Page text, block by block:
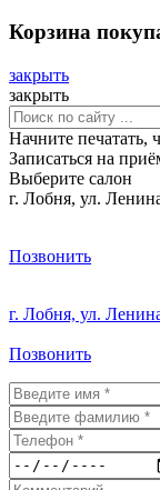
Корзина
закрыть
закрыть
Начните печатать,
Записаться на
Выберите салон
г. Лобня, ул.
Позвонить
г. Лобня, ул.
Позвонить